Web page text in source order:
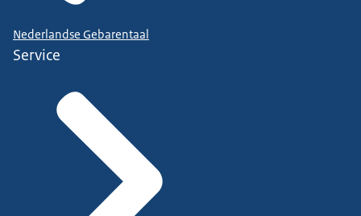
Nederlandse Gebarentaal
Service